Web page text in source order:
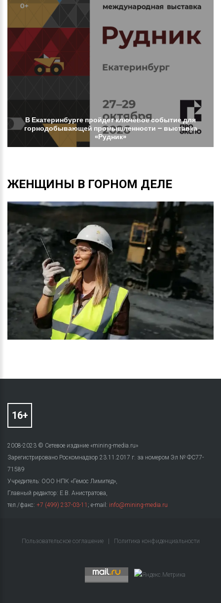
В Екатеринбурге пройдетключевоесобытиедля
горнодобывающей промышленности – выставка
«Рудник»
ЖЕНЩИНЫ В ГОРНОМ ДЕЛЕ
2008-2023 © Сетевое издание «mining-media.ru»
Зарегистрировано Роскомнадзор 23.11.2017 г. за номером Эл № ФС77-
71589
Учредитель: ООО НПК «Гемос Лимитед»,
Главный редактор: Е.В. Анистратова,
тел./факс: +7 (499) 237-03-11 ; e-mail: info@mining-media.ru
Пользовательское соглашение Политика конфиденциальности